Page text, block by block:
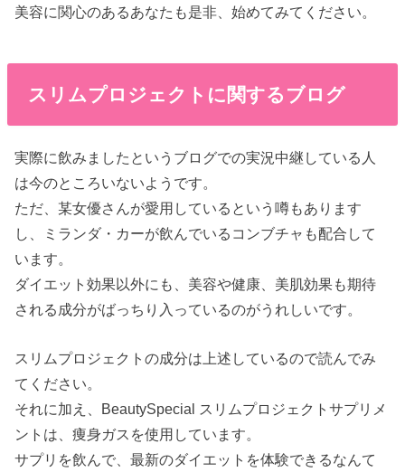
美容に関心のあるあなたも是非、始めてみてください。
スリムプロジェクトに関するブログ
実際に飲みましたというブログでの実況中継している人
は今のところいないようです。
ただ、某女優さんが愛用しているという噂もあります
し、ミランダ・カーが飲んでいるコンブチャも配合して
います。
ダイエット効果以外にも、美容や健康、美肌効果も期待
される成分がばっちり入っているのがうれしいです。
スリムプロジェクトの成分は上述しているので読んでみ
てください。
それに加え、BeautySpecial スリムプロジェクトサプリメ
ントは、痩身ガスを使用しています。
サプリを飲んで、最新のダイエットを体験できるなんて